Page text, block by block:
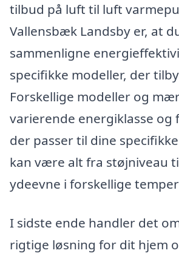
tilbud på luft til luft
Vallensbæk Landsby er, at
sammenligne
specifikke modeller, der
Forskellige modeller og
varierende energiklasse og
der passer til dine
kan være alt fra støjniveau
ydeevne i forskellige
I sidste ende handler det
rigtige løsning for dit hjem